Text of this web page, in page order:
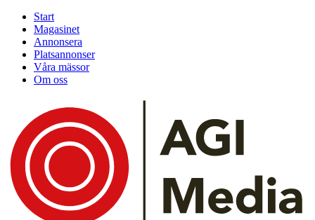
Start
Magasinet
Annonsera
Platsannonser
Våra mässor
Om oss